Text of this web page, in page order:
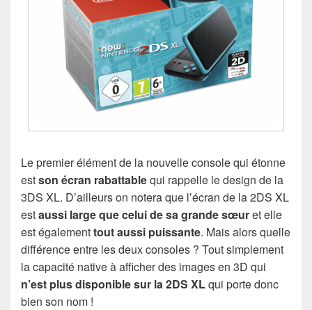
Le premier élément de la nouvelle console qui étonne
estson écran rabattablequi rappelle le design de la
3DS XL. D’ailleurs on notera que l’écran de la 2DS XL
estaussi large que celui de sa grande sœuret elle
est égalementtout aussi puissante. Mais alors quelle
différence entre les deux consoles ? Tout simplement
la capacité native à afficher des images en 3D qui
n’est plus disponible sur la 2DS XLqui porte donc
bien son nom !